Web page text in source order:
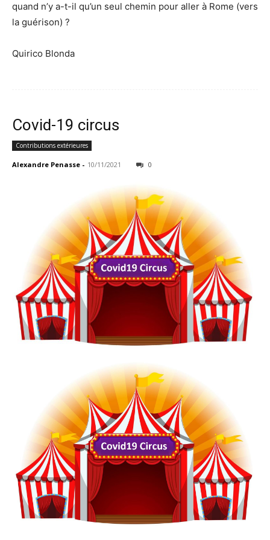
quand n’y a-t-il qu’un seul chemin pour aller à Rome (vers
la guérison) ?
Quirico Blonda
Covid-19 circus
Contributions extérieures
Alexandre Penasse - 10/11/2021 0